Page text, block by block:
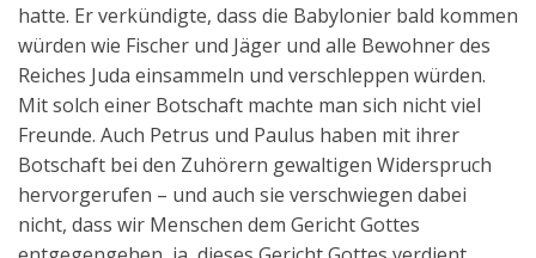
hatte. Er verkündigte, dass die Babylonier bald kommen
würden wie Fischer und Jäger und alle Bewohner des
Reiches Juda einsammeln und verschleppen würden.
Mit solch einer Botschaft machte man sich nicht viel
Freunde. Auch Petrus und Paulus haben mit ihrer
Botschaft bei den Zuhörern gewaltigen Widerspruch
hervorgerufen – und auch sie verschwiegen dabei
nicht, dass wir Menschen dem Gericht Gottes